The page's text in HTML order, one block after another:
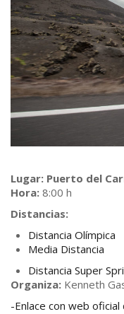
Lugar: Puerto del
Hora: 8:00 h
Distancias:
Distancia Olímpica
Media Distancia
Distancia Super
Organiza: Kenneth
-Enlace con web